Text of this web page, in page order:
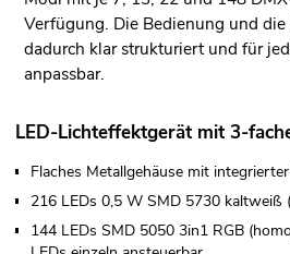
Verfügung. Die Bedienung und
dadurch klar strukturiert und für
anpassbar.
LED-Lichteffektgerät mit 3-
Flaches Metallgehäuse mit
216 LEDs 0,5 W SMD 5730 kaltweiß
144 LEDs SMD 5050 3in1 RGB